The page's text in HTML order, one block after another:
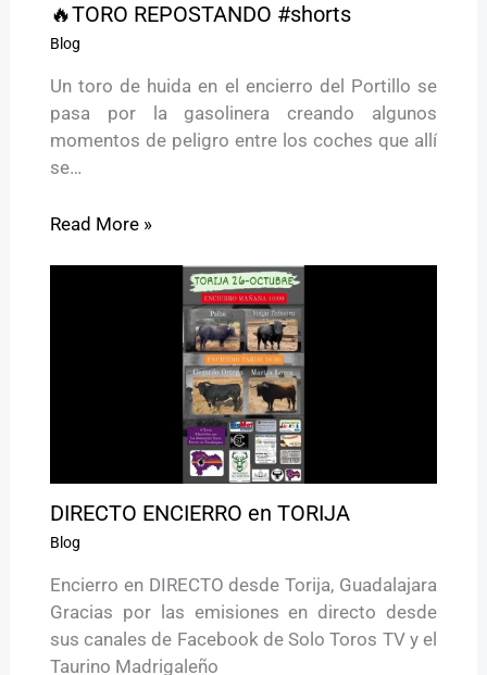
🔥TORO REPOSTANDO #shorts
Blog
Un toro de huida en el encierro del Portillo se
pasa por la gasolinera creando algunos
momentos de peligro entre los coches que allí
se…
Read More »
DIRECTO ENCIERRO en TORIJA
Blog
Encierro en DIRECTO desde Torija, Guadalajara
Gracias por las emisiones en directo desde
sus canales de Facebook de Solo Toros TV y el
Taurino Madrigaleño